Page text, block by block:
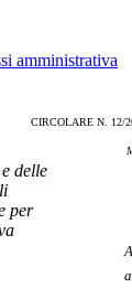
amministrativa
CIRCOLARE N. 12/
delle
per